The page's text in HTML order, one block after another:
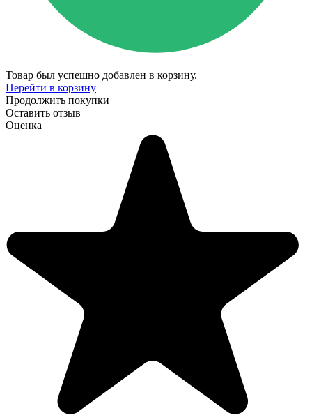
Товар был успешно добавлен в корзину.
Перейти в корзину
Продолжить покупки
Оставить отзыв
Оценка